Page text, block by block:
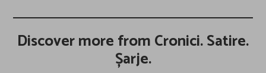
Discover more from Cronici. Satire.
Șarje.